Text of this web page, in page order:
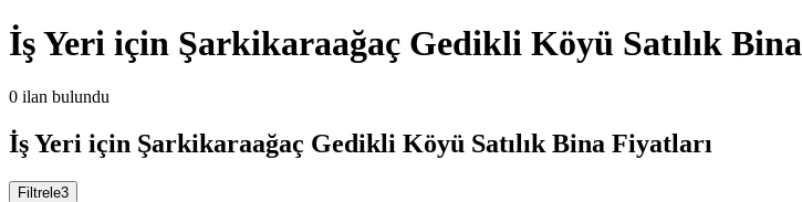
İş Yeri için Şarkikaraağaç Gedikli Köyü Satılık Bina
0 ilan bulundu
İş Yeri için Şarkikaraağaç Gedikli Köyü Satılık Bina Fiyatları
Filtrele3